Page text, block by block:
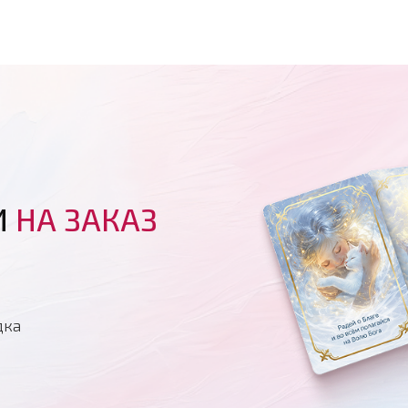
НА ЗАКАЗ